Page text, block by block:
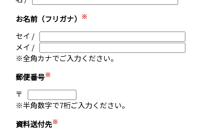
お名前（フリガナ） ※
セイ /
メイ /
※全角カナでご入力ください。
郵便番号※
〒
※半角数字で7桁ご入力ください。
資料送付先※